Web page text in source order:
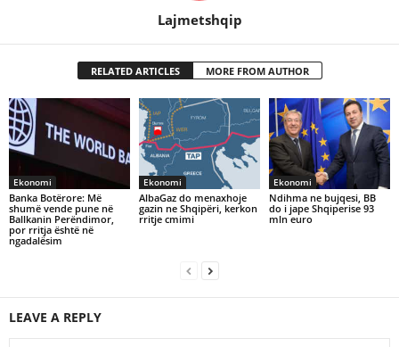
Lajmetshqip
RELATED ARTICLES MORE FROM AUTHOR
Ekonomi
Banka Botërore: Më
shumë vende pune në
Ballkanin Perëndimor,
por rritja është në
ngadalësim
Ekonomi
AlbaGaz do menaxhoje
gazin ne Shqipëri, kerkon
rritje cmimi
Ekonomi
Ndihma ne bujqesi, BB
do i jape Shqiperise 93
mln euro
LEAVE A REPLY